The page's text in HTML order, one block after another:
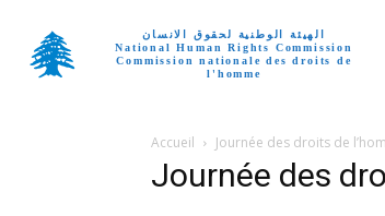
الهيئة الوطنية لحقوق الانسان
National Human Rights Commission
Commission nationale des droits de
l'homme
Accueil Journée des droits de
Journée des